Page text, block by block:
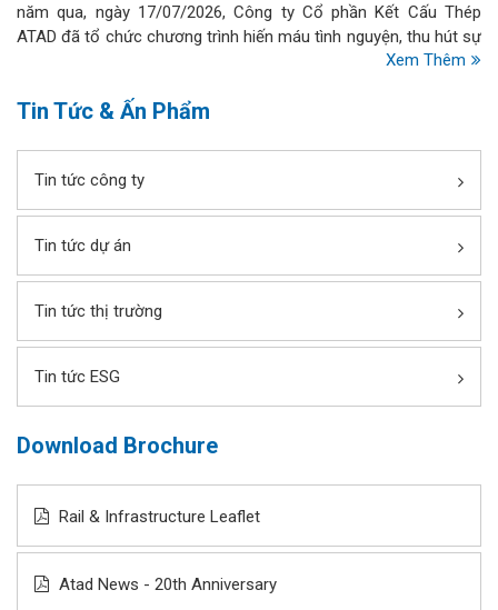
năm qua, ngày 17/07/2026, Công ty Cổ phần Kết Cấu Thép
ATAD đã tổ chức chương trình hiến máu tình nguyện, thu hút sự
tham gia nhiệt tình của đông đảo cán bộ nhân viên từ khối văn
Xem Thêm
Tin Tức & Ấn Phẩm
Tin tức công ty
Tin tức dự án
Tin tức thị trường
Tin tức ESG
Download Brochure
Rail & Infrastructure Leaflet
Atad News - 20th Anniversary